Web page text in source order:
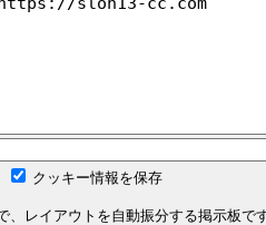
クッキー情報を保存
、レイアウトを自動振分する掲示板で